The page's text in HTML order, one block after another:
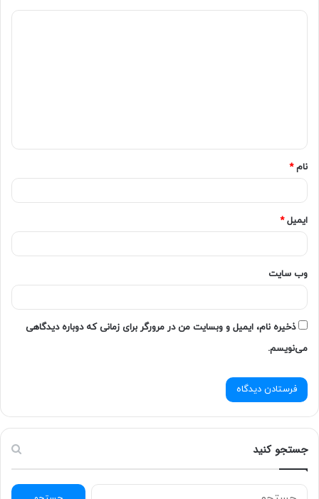
نام*
ایمیل*
وب‌ سایت
ذخیره نام، ایمیل و وبسایت من در مرورگر برای زمانی که دوباره دیدگاهی
می‌نویسم.
جستجو کنید
ج